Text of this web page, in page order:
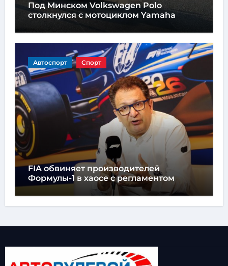
Под Минском Volkswagen Polo
столкнулся с мотоциклом Yamaha
Автоспорт Спорт
FIA обвиняет производителей
Формулы-1 в хаосе с регламентом